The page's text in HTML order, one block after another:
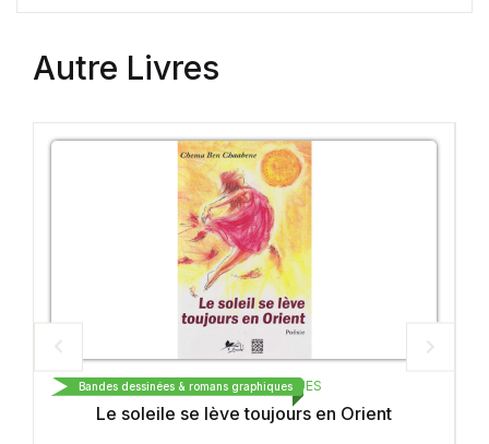
Autre Livres
ARABESQUES
lève toujours en Orient
graphiques
Harry Potter et les
Bandes dessinées & romans